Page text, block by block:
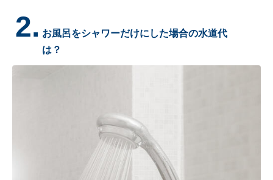
2. お風呂をシャワーだけにした場合の水道代
は？